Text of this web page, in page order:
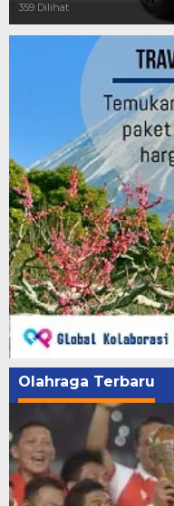
359 Dilihat
Olahraga Terbaru